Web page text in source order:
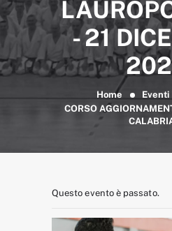
- 21
Home Eventi
CORSO
DOCUMENTI
Questo evento è passato.